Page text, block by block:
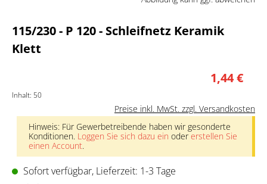
115/230 - P 120 - Schleifnetz Keramik
Klett
1,44 €
Inhalt: 50
Preise inkl. MwSt. zzgl. Versandkosten
Hinweis: Für Gewerbetreibende haben wir gesonderte
Konditionen. Loggen Sie sich dazu ein odererstellen Sie
einen Account.
Sofort verfügbar, Lieferzeit: 1-3 Tage